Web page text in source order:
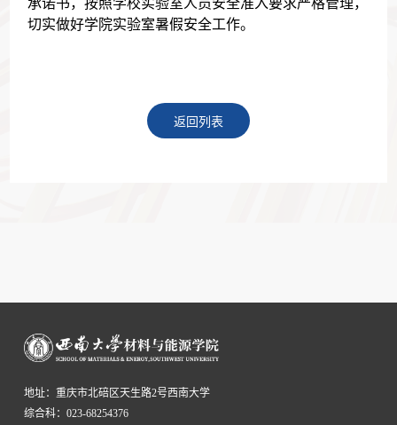
切实做好学院实验室暑假安全工作。
返回列表
地址：重庆市北碚区天生路2号西南大学
综合科：023-68254376